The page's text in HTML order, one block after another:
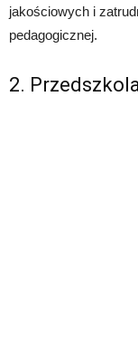
jakościowych i
pedagogicznej.
2.